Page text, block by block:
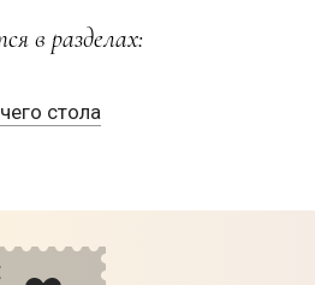
в разделах:
стола